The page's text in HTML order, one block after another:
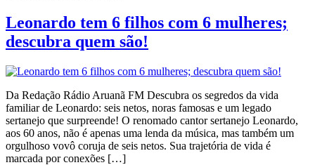
Leonardo tem 6 filhos com 6 mulheres;
descubra quem são!
Da Redação Rádio Aruanã FM Descubra os segredos da vida
familiar de Leonardo: seis netos, noras famosas e um legado
sertanejo que surpreende! O renomado cantor sertanejo Leonardo,
aos 60 anos, não é apenas uma lenda da música, mas também um
orgulhoso vovô coruja de seis netos. Sua trajetória de vida é
marcada por conexões […]